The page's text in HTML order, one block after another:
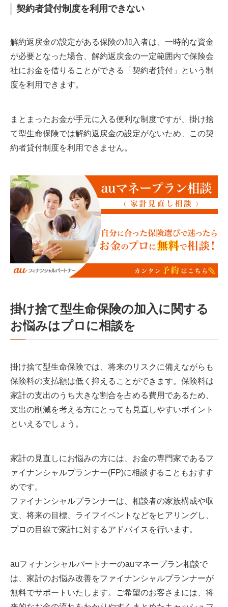
契約者貸付制度を利用できない
解約返戻金の設定がある保険の加入者は、一時的な資金
が必要となった場合、解約返戻金の一定範囲内で保険会
社にお金を借りることができる「契約者貸付」という制
度を利用できます。
まとまったお金が手元に入る便利な制度ですが、掛け捨
て型生命保険では解約返戻金の設定がないため、この契
約者貸付制度を利用できません。
掛け捨て型生命保険の加入に関する
お悩みはプロに相談を
掛け捨て型生命保険では、将来のリスクに備えながらも
保険料の支払額は低く抑えることができます。保険料は
家計の支出のうち大きな割合を占める費用であるため、
支出の削減を考える方にとっても見直しやすいポイント
といえるでしょう。
家計の見直しにお悩みの方には、お金の専門家であるフ
ァイナンシャルプランナー(FP)に相談することもおすす
めです。
ファイナンシャルプランナーは、相談者の家族構成や収
支、将来の目標、ライフイベントなどをヒアリングし、
プロの目線で家計に対するアドバイスを行います。
auフィナンシャルパートナーのauマネープラン相談で
は、家計のお悩み改善をファイナンシャルプランナーが
無料でサポートいたします。ご希望のお客さまには、将